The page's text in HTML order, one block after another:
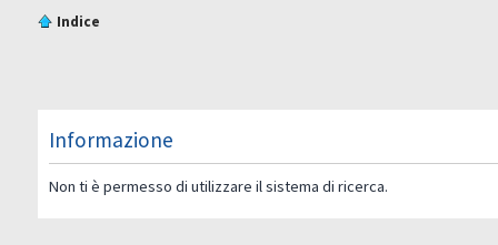
Indice
Informazione
Non ti è permesso di utilizzare il sistema di ricerca.